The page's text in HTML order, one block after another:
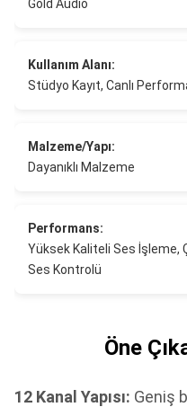
Gold Audio
Kullanım Alanı:
Stüdyo Kayıt, Canlı
Malzeme/Yapı:
Dayanıklı Malzeme
Performans:
Yüksek Kaliteli Ses İşleme,
Ses Kontrolü
Öne
12 Kanal Yapısı: Geniş